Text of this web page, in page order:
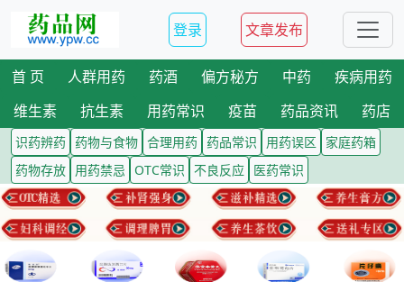
登录 文章发布
首 页 人群用药 药酒 偏方秘方 中药
疾病用药
维生素
抗生素 用药常识 疫苗 药品资讯 药店
识药辨药 药物与食物 合理用药 药品常识 用药误区
家庭药箱
药物存放 用药禁忌 OTC常识 不良反应 医药常识